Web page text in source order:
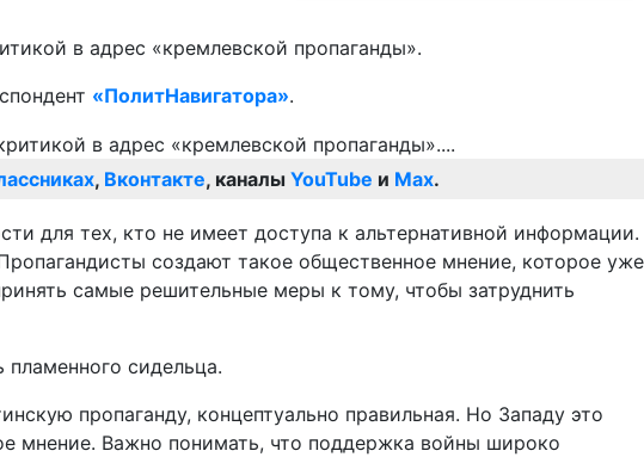
в адрес «кремлевской пропаганды».
«ПолитНавигатора».
, Вконтакте, каналы YouTube и Max.
для тех, кто не имеет доступа к альтернативной информации.
создают такое общественное мнение, которое уже
самые решительные меры к тому, чтобы затруднить
сидельца.
пропаганду, концептуально правильная. Но Западу это
мнение. Важно понимать, что поддержка войны широко